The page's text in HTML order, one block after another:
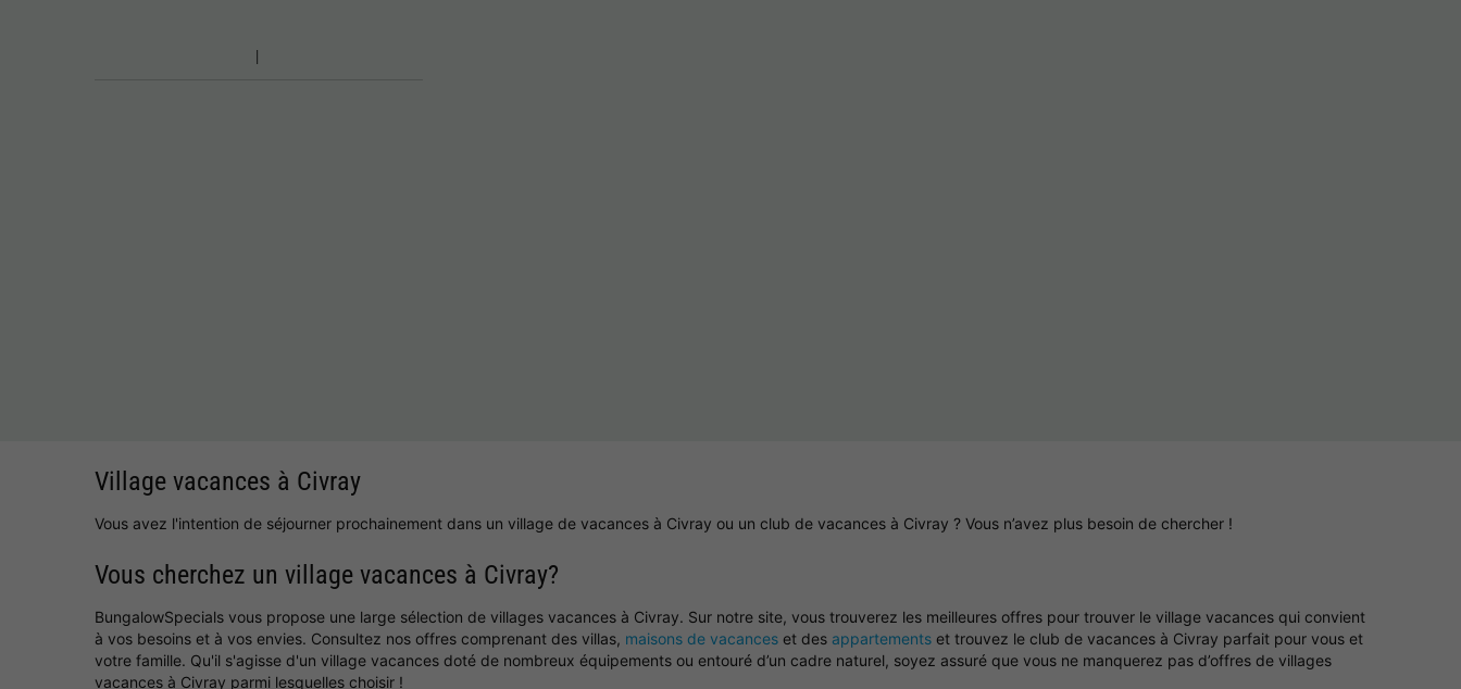
Village vacances à Civray
Vous avez l'intention de séjourner prochainement dans un village de vacances à Civray ou un club de vacances à Civray ? Vous n’avez plus besoin de chercher !
Vous cherchez un village vacances à Civray?
BungalowSpecials vous propose une large sélection de villages vacances à Civray. Sur notre site, vous trouverez les meilleures offres pour trouver le village vacances qui convient
à vos besoins et à vos envies. Consultez nos offres comprenant des villas, maisons de vacances et des appartements et trouvez le club de vacances à Civray parfait pour vous et
votre famille. Qu'il s'agisse d'un village vacances doté de nombreux équipements ou entouré d’un cadre naturel, soyez assuré que vous ne manquerez pas d’offres de villages
vacances à Civray parmi lesquelles choisir !